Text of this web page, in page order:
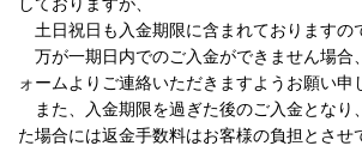
土日祝日も入金期限に含まれておりますの
万が一期日内でのご入金ができません場合
ォームよりご連絡いただきますようお願い申
また、入金期限を過ぎた後のご入金となり
た場合には返金手数料はお客様の負担とさせ